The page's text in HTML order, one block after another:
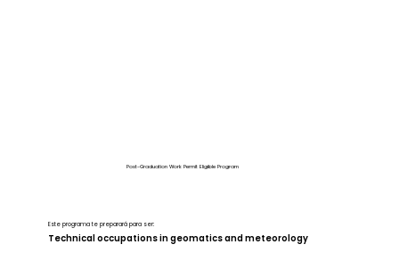
Post-Graduation Work Permit Eligible Program
Este programa te preparará para ser:
Technical occupations in geomatics and meteorology